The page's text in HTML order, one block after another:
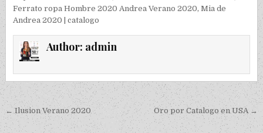
Ferrato ropa Hombre 2020 Andrea Verano 2020,Mia de
Andrea 2020 | catalogo
Author: admin
Post navigation
← Ilusion Verano 2020 Oro por Catalogo en USA →